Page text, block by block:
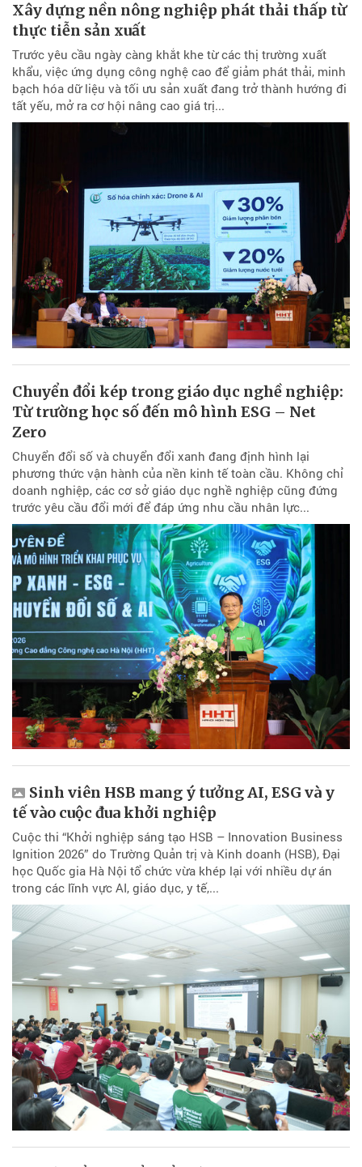
Xây dựng nền nông nghiệp phát thải thấp từ
thực tiễn sản xuất
Trước yêu cầu ngày càng khắt khe từ các thị trường xuất
khẩu, việc ứng dụng công nghệ cao để giảm phát thải, minh
bạch hóa dữ liệu và tối ưu sản xuất đang trở thành hướng đi
tất yếu, mở ra cơ hội nâng cao giá trị...
Chuyển đổi kép trong giáo dục nghề nghiệp:
Từ trường học số đến mô hình ESG – Net
Zero
Chuyển đổi số và chuyển đổi xanh đang định hình lại
phương thức vận hành của nền kinh tế toàn cầu. Không chỉ
doanh nghiệp, các cơ sở giáo dục nghề nghiệp cũng đứng
trước yêu cầu đổi mới để đáp ứng nhu cầu nhân lực...
Sinh viên HSB mang ý tưởng AI, ESG và y
tế vào cuộc đua khởi nghiệp
Cuộc thi “Khởi nghiệp sáng tạo HSB – Innovation Business
Ignition 2026” do Trường Quản trị và Kinh doanh (HSB), Đại
học Quốc gia Hà Nội tổ chức vừa khép lại với nhiều dự án
trong các lĩnh vực AI, giáo dục, y tế,...